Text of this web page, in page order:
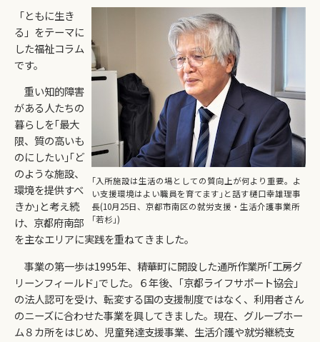
｢入所施設は生活の場としての質向上が何より重要。よ
い支援環境はよい職員を育てます｣と話す樋口幸雄理事
長(10月25日、京都市南区の就労支援・生活介護事業所
｢若杉｣)
「ともに生き
る」をテーマに
した福祉コラム
です。
重い知的障害
がある人たちの
暮らしを｢最大
限、質の高いも
のにしたい｣｢ど
のような施設、
環境を提供すべ
きか｣と考え続
け、京都府南部
を主なエリアに実践を重ねてきました。
事業の第一歩は1995年、精華町に開設した通所作業所｢工房グ
リーンフィールド｣でした。６年後、｢京都ライフサポート協会｣
の法人認可を受け、転変する国の支援制度ではなく、利用者さん
のニーズに合わせた事業を興してきました。現在、グループホー
ム８カ所をはじめ、児童発達支援事業、生活介護や就労継続支